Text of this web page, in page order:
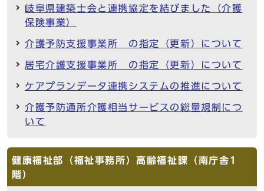
岐阜県建築士会と連携協定を結びました（介護
保険事業）
介護予防支援事業所 の指定（更新）について
居宅介護支援事業所 の指定（更新）について
ケアプランデータ連携システムの推進について
介護予防通所介護相当サービスの総量規制につ
いて
健康福祉部（福祉事務所）高齢福祉課（南庁舎1
階）